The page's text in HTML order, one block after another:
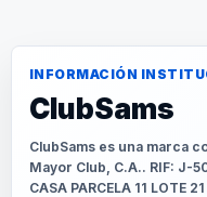
INFORMACIÓN
ClubSams
ClubSams es una marca
Mayor Club, C.A.. RIF: J-
CASA PARCELA 11 LOTE